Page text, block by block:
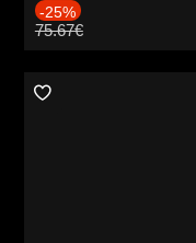
-25%
75.67€